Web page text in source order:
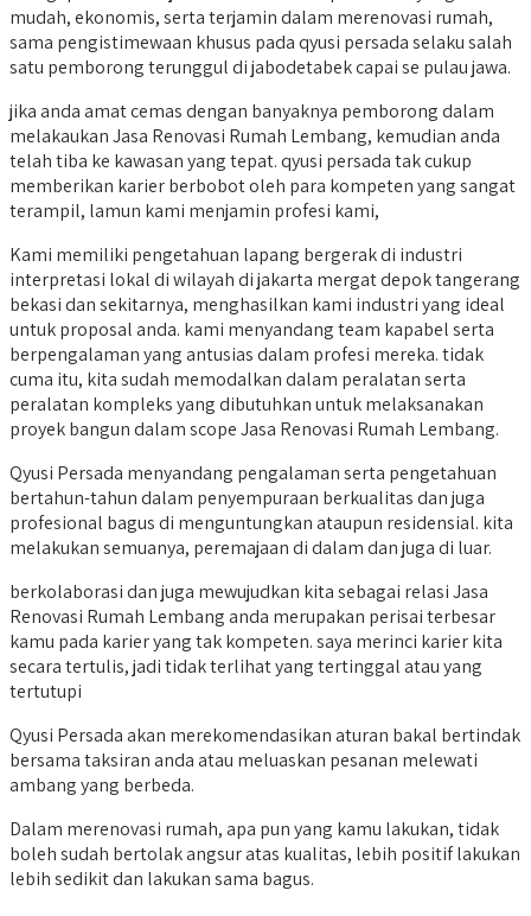
mudah, ekonomis, serta terjamin dalam merenovasi rumah,
sama pengistimewaan khusus pada qyusi persada selaku salah
satu pemborong terunggul di jabodetabek capai se pulau jawa.
jika anda amat cemas dengan banyaknya pemborong dalam
melakaukan Jasa Renovasi Rumah Lembang, kemudian anda
telah tiba ke kawasan yang tepat. qyusi persada tak cukup
memberikan karier berbobot oleh para kompeten yang sangat
terampil, lamun kami menjamin profesi kami,
Kami memiliki pengetahuan lapang bergerak di industri
interpretasi lokal di wilayah di jakarta mergat depok tangerang
bekasi dan sekitarnya, menghasilkan kami industri yang ideal
untuk proposal anda. kami menyandang team kapabel serta
berpengalaman yang antusias dalam profesi mereka. tidak
cuma itu, kita sudah memodalkan dalam peralatan serta
peralatan kompleks yang dibutuhkan untuk melaksanakan
proyek bangun dalam scope Jasa Renovasi Rumah Lembang.
Qyusi Persada menyandang pengalaman serta pengetahuan
bertahun-tahun dalam penyempuraan berkualitas dan juga
profesional bagus di menguntungkan ataupun residensial. kita
melakukan semuanya, peremajaan di dalam dan juga di luar.
berkolaborasi dan juga mewujudkan kita sebagai relasi Jasa
Renovasi Rumah Lembang anda merupakan perisai terbesar
kamu pada karier yang tak kompeten. saya merinci karier kita
secara tertulis, jadi tidak terlihat yang tertinggal atau yang
tertutupi
Qyusi Persada akan merekomendasikan aturan bakal bertindak
bersama taksiran anda atau meluaskan pesanan melewati
ambang yang berbeda.
Dalam merenovasi rumah, apa pun yang kamu lakukan, tidak
boleh sudah bertolak angsur atas kualitas, lebih positif lakukan
lebih sedikit dan lakukan sama bagus.